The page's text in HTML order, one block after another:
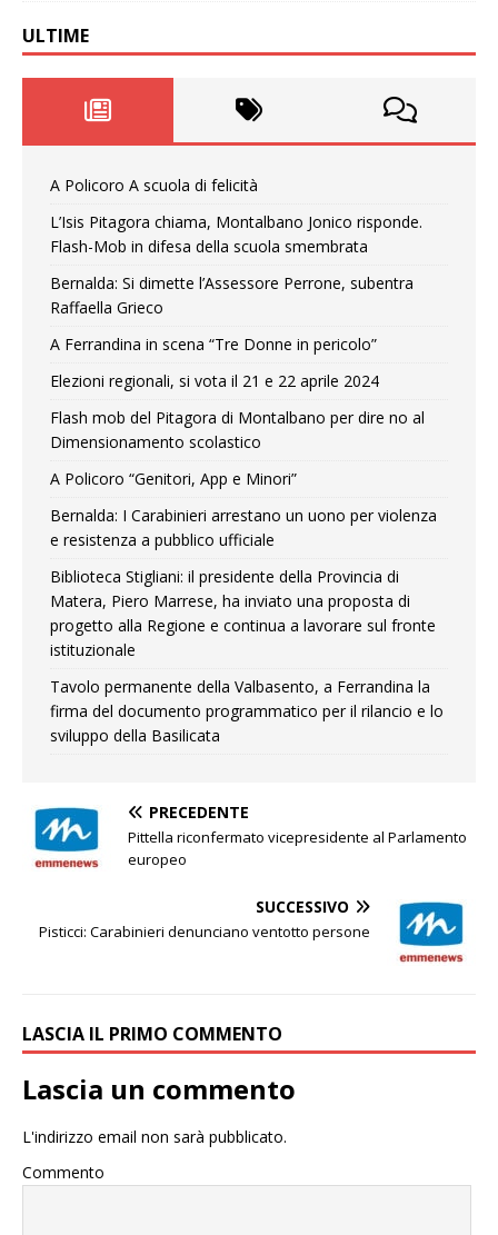
ULTIME
A Policoro A scuola di felicità
L’Isis Pitagora chiama, Montalbano Jonico risponde.
Flash-Mob in difesa della scuola smembrata
Bernalda: Si dimette l’Assessore Perrone, subentra
Raffaella Grieco
A Ferrandina in scena “Tre Donne in pericolo”
Elezioni regionali, si vota il 21 e 22 aprile 2024
Flash mob del Pitagora di Montalbano per dire no al
Dimensionamento scolastico
A Policoro “Genitori, App e Minori”
Bernalda: I Carabinieri arrestano un uono per violenza
e resistenza a pubblico ufficiale
Biblioteca Stigliani: il presidente della Provincia di
Matera, Piero Marrese, ha inviato una proposta di
progetto alla Regione e continua a lavorare sul fronte
istituzionale
Tavolo permanente della Valbasento, a Ferrandina la
firma del documento programmatico per il rilancio e lo
sviluppo della Basilicata
PRECEDENTE
Pittella riconfermato vicepresidente al Parlamento
europeo
SUCCESSIVO
Pisticci: Carabinieri denunciano ventotto persone
LASCIA IL PRIMO COMMENTO
Lascia un commento
L'indirizzo email non sarà pubblicato.
Commento